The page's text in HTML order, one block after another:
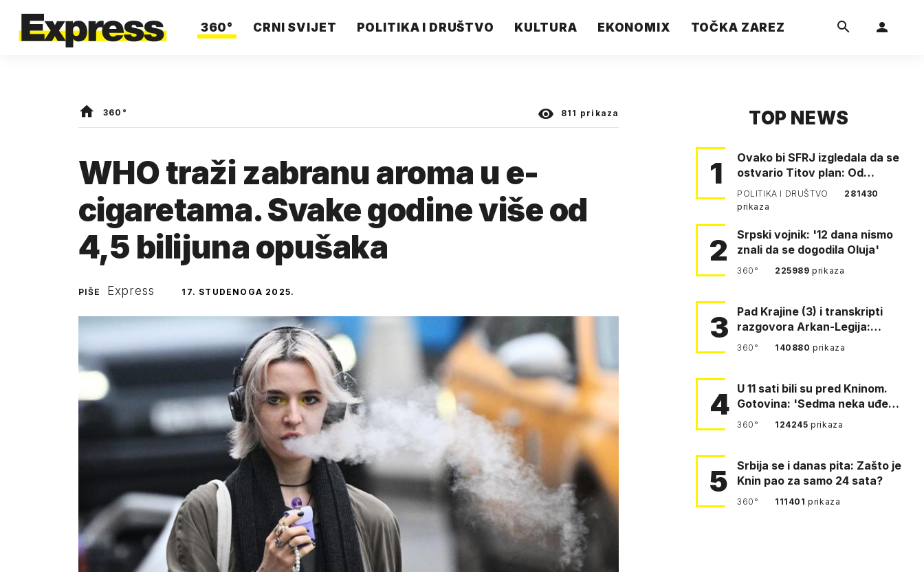
360° CRNI SVIJET POLITIKA I DRUŠTVO KULTURA EKONOMIX TOČKA ZAREZ
360° 811 prikaza
WHO traži zabranu aroma u e-
cigaretama. Svake godine više od
4,5 bilijuna opušaka
PIŠE Express 17. STUDENOGA 2025.
TOP NEWS
1
Ovako bi SFRJ izgledala da se
ostvario Titov plan: Od
Klagenfurta do Istanbula!
POLITIKA I DRUŠTVO
281430
prikaza
2
Srpski vojnik: '12 dana nismo
znali da se dogodila Oluja'
360° 225989prikaza
3
Pad Krajine (3) i transkripti
razgovora Arkan-Legija:
'Čujem, prelazite ustašam…
360° 140880prikaza
4 U 11 sati bili su pred Kninom.
Gotovina: 'Sedma neka uđe,
4. gardijska neka g…
360° 124245prikaza
5
Srbija se i danas pita: Zašto je
Knin pao za samo 24 sata?
360° 111401prikaza